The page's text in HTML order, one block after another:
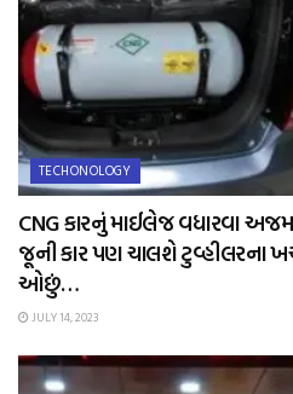
TECHONOLOGY
CNG કારનું માઈલેજ વધારવા
જૂની કાર પણ ચાલશે ટુવ્હીલરના
ઓછું…
JULY 14, 2023